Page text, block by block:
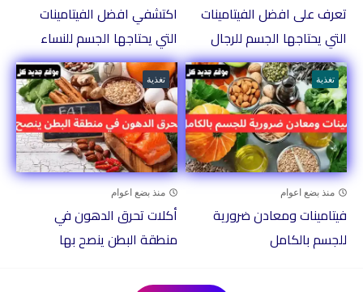
تعرف على افضل الفيتامينات
التي يحتاجها الجسم للرجال
اكتشفي افضل الفيتامينات
التي يحتاجها الجسم للنساء
تغذية
منذ بضع اعوام
فيتامينات ومعادن ضرورية
للجسم بالكامل
تغذية
منذ بضع اعوام
أكلات تحرق الدهون في
منطقة البطن ينصح بها